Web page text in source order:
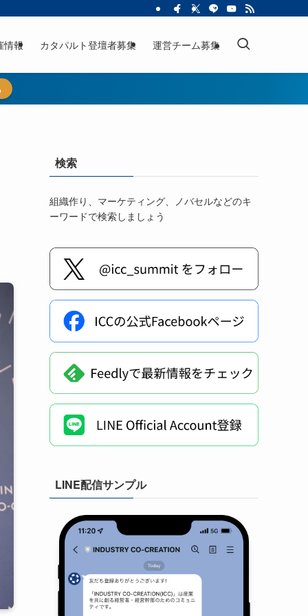
情報 カタパルト登壇者募集 運営チーム募集
検索
組織作り、マーケティング、ノバセルなどのキ
ーワードで検索しましょう
LINE配信サンプル